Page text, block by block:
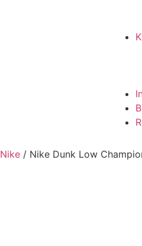
Nike / Nike Dunk Low